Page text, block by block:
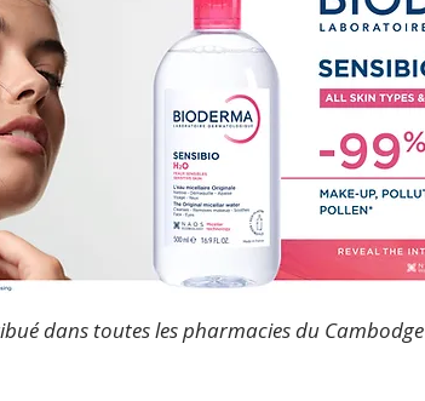
dans toutes les pharmacies du Cambodge